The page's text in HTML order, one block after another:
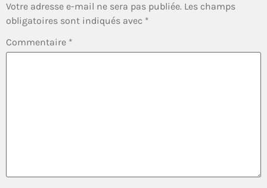
Votre adresse e-mail ne sera pas publiée. Les champs
obligatoires sont indiqués avec *
Commentaire *